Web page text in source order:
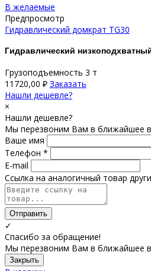
В желаемые
Предпросмотр
Гидравлический домкрат TG30
Гидравлический
Грузоподъемность 3 т
11720,00 ₽ Заказать
Нашли дешевле?
×
Нашли дешевле?
Мы перезвоним Вам в ближайшее
Ваше имя
Телефон *
E-mail
Ссылка на аналогичный товар
Отправить
✓
Спасибо за обращение!
Мы перезвоним Вам в ближайшее
Закрыть